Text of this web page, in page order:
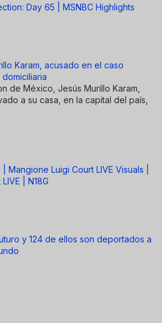
Day 65 | MSNBC Highlights
Karam, acusado en el caso
de México, Jesús Murillo Karam,
a su casa, en la capital del país,
Mangione Luigi Court LIVE Visuals |
| N18G
y 124 de ellos son deportados a